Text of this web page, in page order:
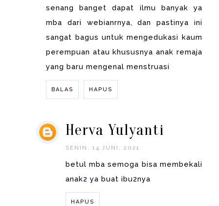
senang banget dapat ilmu banyak ya
mba dari webianrnya, dan pastinya ini
sangat bagus untuk mengedukasi kaum
perempuan atau khususnya anak remaja
yang baru mengenal menstruasi
BALAS HAPUS
Herva Yulyanti
SENIN, 14 JUNI, 2021
betul mba semoga bisa membekali
anak2 ya buat ibu2nya
HAPUS